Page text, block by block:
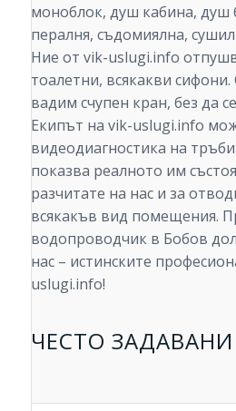
моноблок, душ кабина, душ
пералня, съдомиялна,
Ние от vik-uslugi.info
тоалетни, всякакви
вадим счупен кран, без да
Екипът на vik-uslugi.info
видеодиагностика на
показва реалното им
разчитате на нас и за
всякакъв вид помещения.
водопроводчик в Бобов
нас – истинските
uslugi.info!
ЧЕСТО